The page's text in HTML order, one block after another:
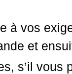
à vos
et
s’il